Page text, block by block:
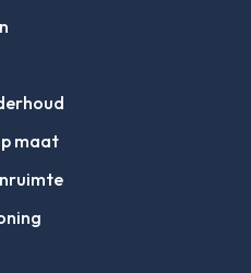
maat